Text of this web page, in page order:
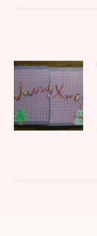
文
章
導
覽
Parent
post: